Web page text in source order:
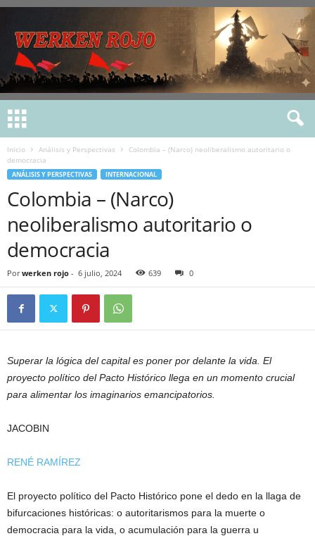
Inicio Análisis y Perspectivas
Colombia – (Narco) neoliberalismo autoritario o
democracia
ANÁLISIS Y PERSPECTIVAS INTERNACIONAL
Colombia – (Narco)
neoliberalismo autoritario o
democracia
Por werken rojo - 6 julio, 2024 639 0
Superar la lógica del capital es poner por delante la vida. El
proyecto político del Pacto Histórico llega en un momento crucial
para alimentar los imaginarios emancipatorios.
JACOBIN
RENÉ RAMÍREZ
El proyecto político del Pacto Histórico pone el dedo en la llaga de
bifurcaciones históricas: o autoritarismos para la muerte o
democracia para la vida, o acumulación para la guerra u